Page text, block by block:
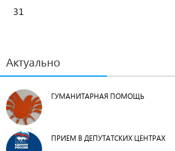
31
Актуально
ГУМАНИТАРНАЯ ПОМОЩЬ
ПРИЕМ В ДЕПУТАТСКИХ ЦЕНТРАХ